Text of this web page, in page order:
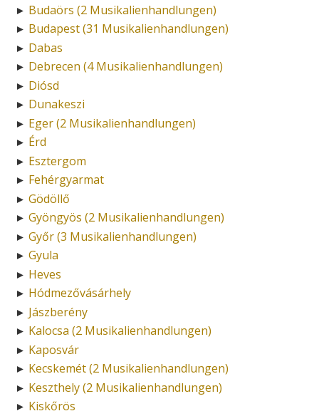
► Budaörs (2 Musikalienhandlungen)
► Budapest (31 Musikalienhandlungen)
► Dabas
► Debrecen (4 Musikalienhandlungen)
► Diósd
► Dunakeszi
► Eger (2 Musikalienhandlungen)
► Érd
► Esztergom
► Fehérgyarmat
► Gödöllő
► Gyöngyös (2 Musikalienhandlungen)
► Győr (3 Musikalienhandlungen)
► Gyula
► Heves
► Hódmezővásárhely
► Jászberény
► Kalocsa (2 Musikalienhandlungen)
► Kaposvár
► Kecskemét (2 Musikalienhandlungen)
► Keszthely (2 Musikalienhandlungen)
► Kiskőrös